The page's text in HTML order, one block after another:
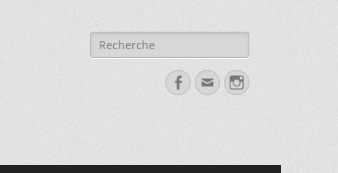
Recherche
pour:
Facebook
EmailInstagram